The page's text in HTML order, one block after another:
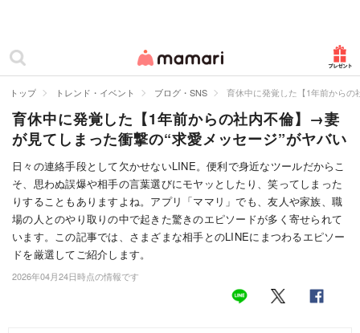
ママリ
カテゴリー一覧
妊娠
出産
赤ちゃん・育児
子育て・家族
病院
美容・ファッション
トップ トレンド・イベント ブログ・SNS 育休中に発覚した【1年前から
育休中に発覚した【1年前からの社内不倫】→妻
が見てしまった衝撃の“求愛メッセージ”がヤバい
日々の連絡手段として欠かせないLINE。便利で身近なツールだからこ
そ、思わぬ誤爆や相手の言葉選びにモヤッとしたり、笑ってしまった
りすることもありますよね。アプリ「ママリ」でも、友人や家族、職
場の人とのやり取りの中で起きた驚きのエピソードが多く寄せられて
います。この記事では、さまざまな相手とのLINEにまつわるエピソー
ドを厳選してご紹介します。
2026年04月24日時点の情報です